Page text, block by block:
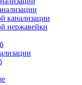
канализации
нержавейки